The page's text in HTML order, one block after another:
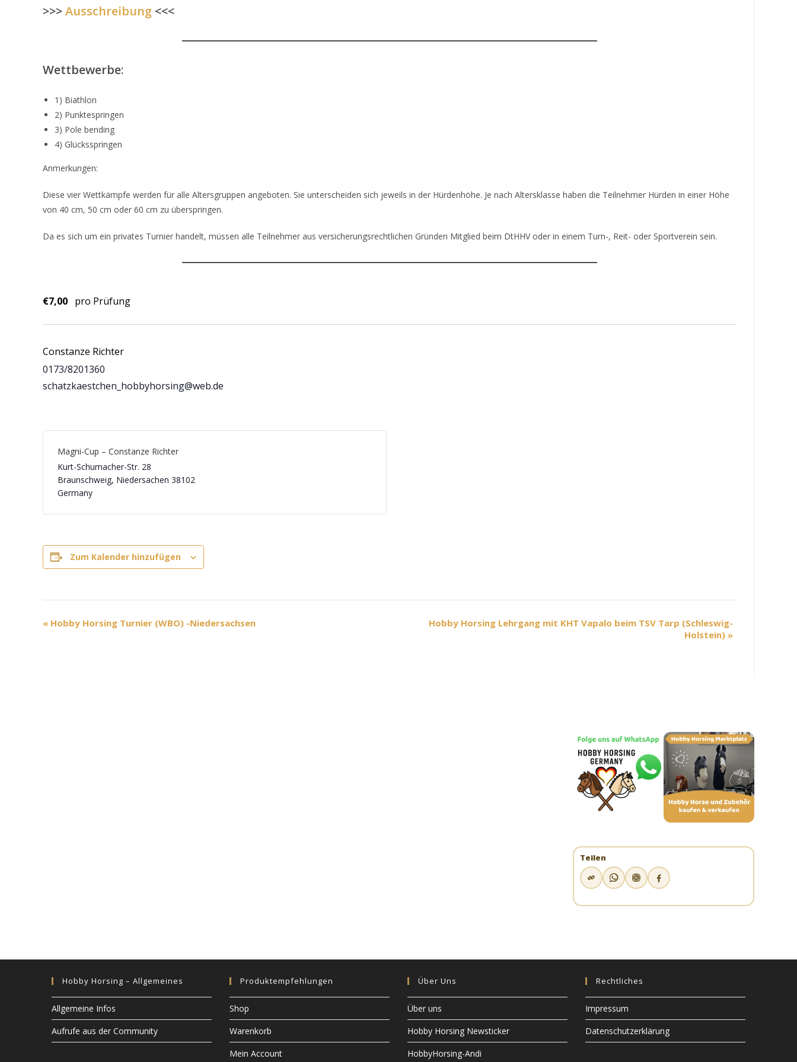
>>>Ausschreibung <<<
Wettbewerbe:
1) Biathlon
2) Punktespringen
3) Pole bending
4) Glücksspringen
Anmerkungen:
Diese vier Wettkämpfe werden für alle Altersgruppen angeboten. Sie unterscheiden sich jeweils in der Hürdenhöhe. Je nach Altersklasse haben die Teilnehmer Hürden in einer Höhe
von 40 cm, 50 cm oder 60 cm zu überspringen.
Da es sich um ein privates Turnier handelt, müssen alle Teilnehmer aus versicherungsrechtlichen Gründen Mitglied beim DtHHV oder in einem Turn-, Reit- oder Sportverein sein.
€7,00 pro Prüfung
Constanze Richter
0173/8201360
schatzkaestchen_hobbyhorsing@web.de
Magni-Cup – Constanze Richter
Kurt-Schumacher-Str. 28
Braunschweig, Niedersachen 38102
Germany
Zum Kalender hinzufügen
V
n
« Hobby Horsing Turnier (WBO) -Niedersachsen
Hobby Horsing Lehrgang mit KHT Vapalo beim TSV Tarp (Schleswig-
Holstein) »
Teilen
Hobby Horsing – Allgemeines
Allgemeine Infos
Aufrufe aus der Community
Produktempfehlungen
Shop
Warenkorb
Mein Account
Über Uns
Über uns
Hobby Horsing Newsticker
HobbyHorsing-Andi
Rechtliches
Impressum
Datenschutzerklärung